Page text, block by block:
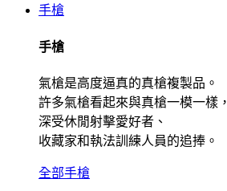
手槍
手槍
氣槍是高度逼真的真槍複製品。
許多氣槍看起來與真槍一模一樣，
深受休閒射擊愛好者、
收藏家和執法訓練人員的追捧。
全部手槍